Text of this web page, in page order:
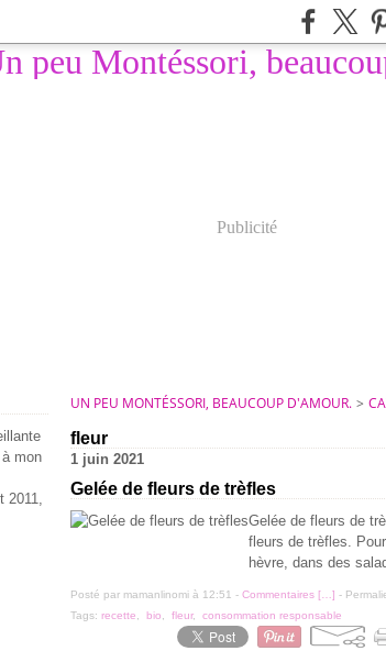
Publicité
mon
2011,
UN PEU MONTÉSSORI, BEAUCOUP D'AMOUR. >
fleur
1 juin 2021
Gelée de fleurs de trèfles
Gelée de fleurs de
fleurs de trèfles.
hèvre, dans des
Posté par mamanlinomi à 12:51 - Commentaires [ ] -
Tags: recette bio fleur, consommation responsable